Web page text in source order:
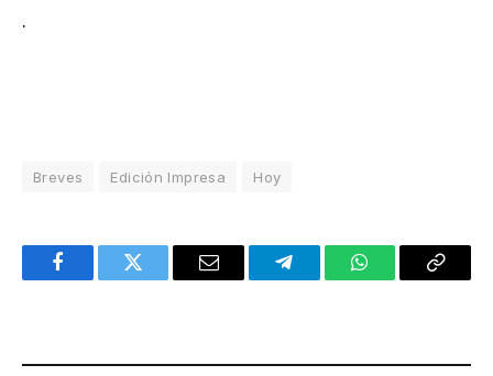
.
Breves Edición Impresa Hoy
FacebookTwitter Email TelegramWhatsAppCopy